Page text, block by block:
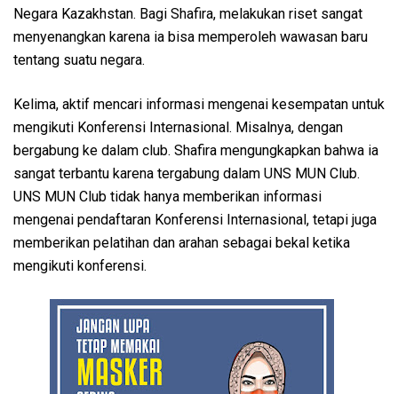
Negara Kazakhstan. Bagi Shafira, melakukan riset sangat
menyenangkan karena ia bisa memperoleh wawasan baru
tentang suatu negara.
Kelima, aktif mencari informasi mengenai kesempatan untuk
mengikuti Konferensi Internasional. Misalnya, dengan
bergabung ke dalam club. Shafira mengungkapkan bahwa ia
sangat terbantu karena tergabung dalam UNS MUN Club.
UNS MUN Club tidak hanya memberikan informasi
mengenai pendaftaran Konferensi Internasional, tetapi juga
memberikan pelatihan dan arahan sebagai bekal ketika
mengikuti konferensi.